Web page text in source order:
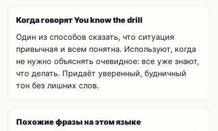
Когда говорят You know the drill
Один из способов сказать, что ситуация
привычная и всем понятна. Используют, когда
не нужно объяснять очевидное: все уже знают,
что делать. Придаёт уверенный, будничный
тон без лишних слов.
Похожие фразы на этом языке